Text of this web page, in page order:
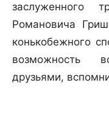
заслуженного
Романовича
конькобежного
возможность
друзьями,